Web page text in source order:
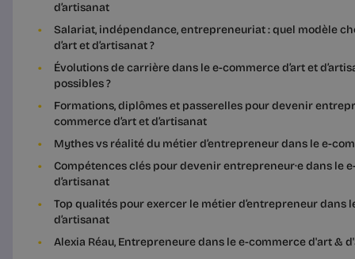
d’artisanat
Salariat, indépendance, entrepreneuriat : quel modèle
d’art et d’artisanat ?
Évolutions de carrière dans le e-commerce d’art et
possibles ?
Formations, diplômes et passerelles pour devenir
commerce d’art et d’artisanat
Mythes vs réalité du métier d’entrepreneur dans le e-
Compétences clés pour devenir entrepreneur·e dans le
d’artisanat
Top qualités pour exercer le métier d’entrepreneur dans
d’artisanat
Alexia Réau, Entrepreneure dans le e-commerce d'art &